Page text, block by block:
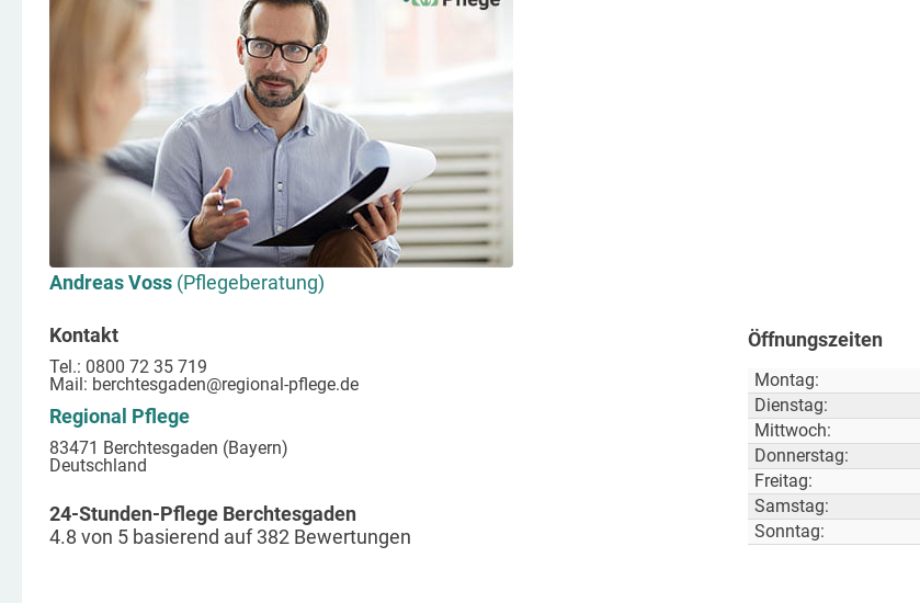
Andreas Voss (Pflegeberatung)
Kontakt
Tel.: 0800 72 35 719
Mail: berchtesgaden@regional-pflege.de
Regional Pflege
83471 Berchtesgaden (Bayern)
Deutschland
24-Stunden-Pflege Berchtesgaden
4.8 von 5 basierend auf382 Bewertungen
Öffnungszeiten
Montag:
Dienstag:
Mittwoch:
Donnerstag:
Freitag:
Samstag:
Sonntag: